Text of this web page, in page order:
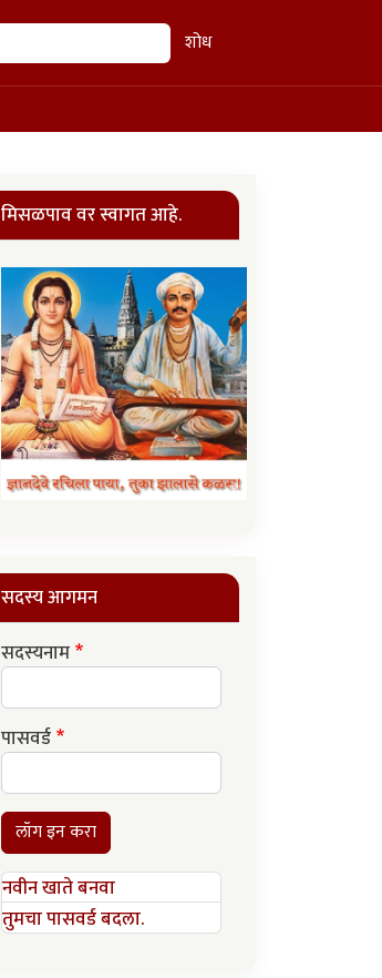
शोध
मिसळपाव वर स्वागत आहे.
सदस्य आगमन
सदस्यनाम
पासवर्ड
लॉग इन करा
नवीन खाते बनवा
तुमचा पासवर्ड बदला.